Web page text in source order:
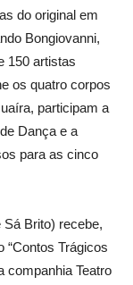
do original em
Bongiovanni,
150 artistas
os quatro corpos
participam a
Dança e a
para as cinco
Brito) recebe,
“Contos Trágicos
companhia Teatro